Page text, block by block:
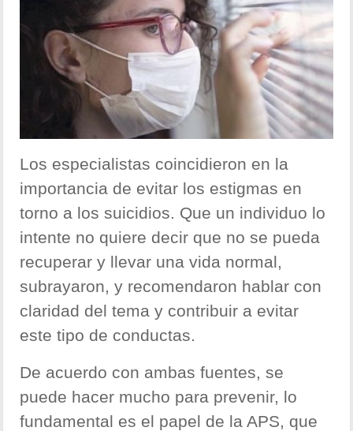
Los especialistas coincidieron en la
importancia de evitar los estigmas en
torno a los suicidios. Que un individuo lo
intente no quiere decir que no se pueda
recuperar y llevar una vida normal,
subrayaron, y recomendaron hablar con
claridad del tema y contribuir a evitar
este tipo de conductas.
De acuerdo con ambas fuentes, se
puede hacer mucho para prevenir, lo
fundamental es el papel de la APS, que